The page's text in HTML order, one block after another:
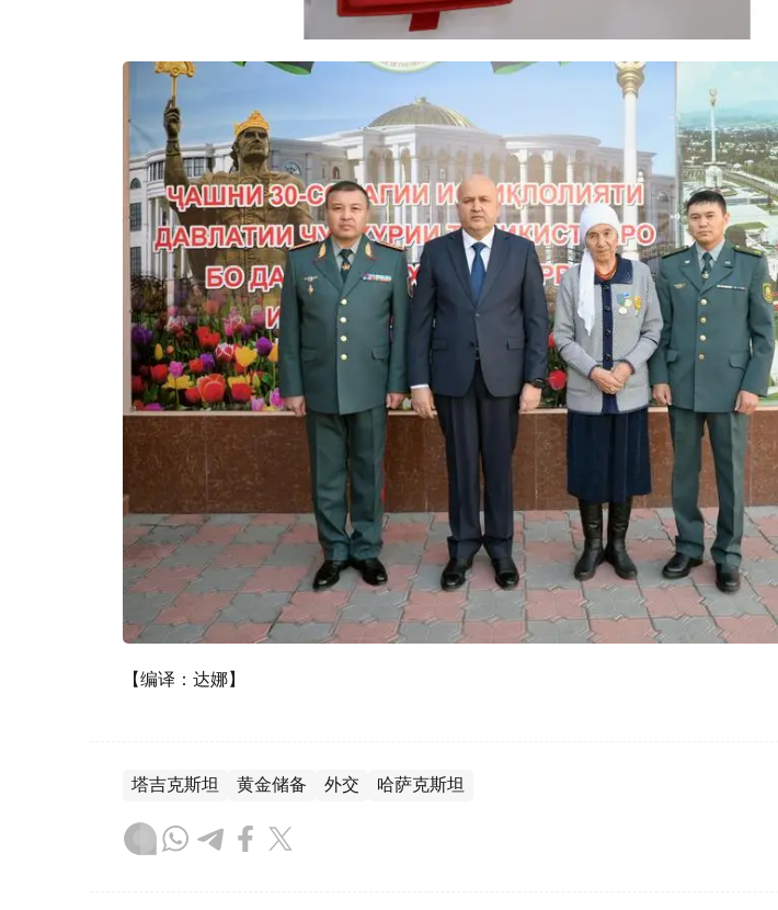
【编译：达娜】
塔吉克斯坦 黄金储备 外交 哈萨克斯坦